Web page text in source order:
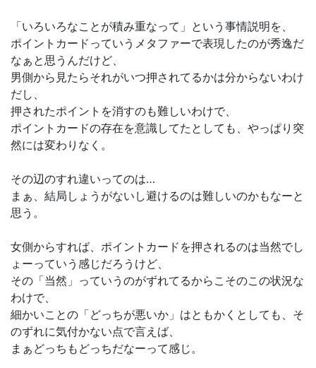
「いろいろなことが積み重なって」という事情説明を、
ポイントカードっていうメタファーで表現したのが秀逸だ
なぁと思うんだけど、
男側から見たらそれがいつ押されてるかは分からないわけ
だし、
押されたポイントを消すのも難しいわけで、
ポイントカードの存在を意識してたとしても、やっぱり突
然には変わりなく。
その辺のすれ違いってのは…
まぁ、結局しょうがないし避けるのは難しいのかもなーと
思う。
女側からすれば、ポイントカードを押されるのは当然でし
ょーっていう感じだろうけど、
その「当然」っていうのがずれてるからこそのこの状況な
わけで、
細かいことの「どっちが悪いか」はともかくとしても、そ
のずれに気付かない点で言えば、
まぁどっちもどっちだなーって感じ。